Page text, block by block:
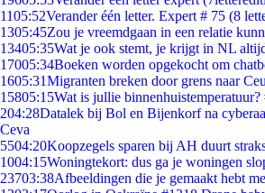
1105:52Verander één letter. Expert # 75 (8
1305:45Zou je vreemdgaan in een relatie
13405:35Wat je ook stemt, je krijgt in NL
17005:34Boeken worden opgekocht om
1605:31Migranten breken door grens naar
15805:15Wat is jullie
204:28Datalek bij Bol en Bijenkorf na
Ceva
5504:20Koopzegels sparen bij AH duurt
1004:15Woningtekort: dus ga je woningen
23703:38Afbeeldingen die je gemaakt hebt